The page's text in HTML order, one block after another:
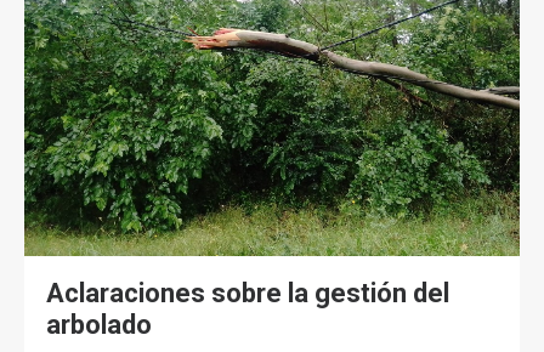
Aclaraciones sobre la gestión del
arbolado